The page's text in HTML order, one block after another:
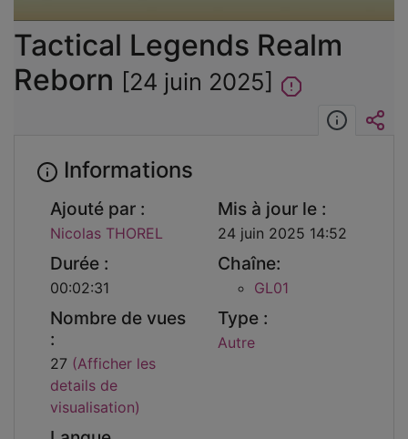
vidéo
Tactical Legends Realm
Reborn [24 juin 2025]
Informations
Ajouté par :
Nicolas THOREL
Mis à jour le :
24 juin 2025 14:52
Durée :
00:02:31
Chaîne:
GL01
Nombre de vues
:
27 (Afficher les
details de
visualisation)
Type :
Autre